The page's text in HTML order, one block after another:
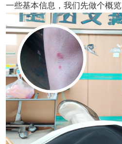
一些基本信息，我们先做个概览